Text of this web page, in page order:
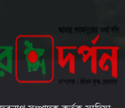
অনুষ্ঠান সম্পন্ন
ইপিজেডে প্রকাশ্যে খোলা
হচ্ছে মৃত দুর্গন্ধযুক্ত পচাঁ
নজরদারি জরুরী